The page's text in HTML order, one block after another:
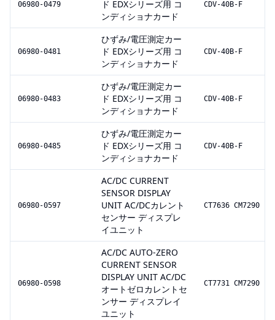
06980-0479
ド EDXシリーズ用 コ
ンディショナカード
CDV-40B-F
06980-0481
ひずみ/電圧測定カー
ド EDXシリーズ用 コ
ンディショナカード
CDV-40B-F
06980-0483
ひずみ/電圧測定カー
ド EDXシリーズ用 コ
ンディショナカード
CDV-40B-F
06980-0485
ひずみ/電圧測定カー
ド EDXシリーズ用 コ
ンディショナカード
CDV-40B-F
06980-0597
AC/DC CURRENT
SENSOR DISPLAY
UNIT AC/DCカレント
センサー ディスプレ
イユニット
CT7636 CM7290
06980-0598
AC/DC AUTO-ZERO
CURRENT SENSOR
DISPLAY UNIT AC/DC
オートゼロカレントセ
ンサー ディスプレイ
ユニット
CT7731 CM7290